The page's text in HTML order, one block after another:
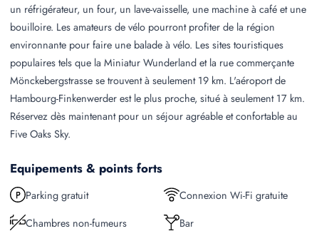
un réfrigérateur, un four, un lave-vaisselle, une machine à café et une
bouilloire. Les amateurs de vélo pourront profiter de la région
environnante pour faire une balade à vélo. Les sites touristiques
populaires tels que la Miniatur Wunderland et la rue commerçante
Mönckebergstrasse se trouvent à seulement 19 km. L'aéroport de
Hambourg-Finkenwerder est le plus proche, situé à seulement 17 km.
Réservez dès maintenant pour un séjour agréable et confortable au
Five Oaks Sky.
Equipements & points forts
Parking gratuit
Connexion Wi-Fi gratuite
Chambres non-fumeurs
Bar